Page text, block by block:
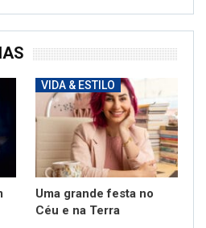
VIDA & ESTILO
Uma grande festa no
Céu e na Terra